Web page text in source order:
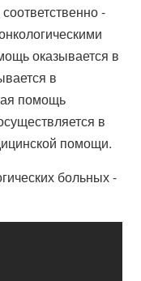
-
оказывается в
в
помощь
в
помощи.
больных -